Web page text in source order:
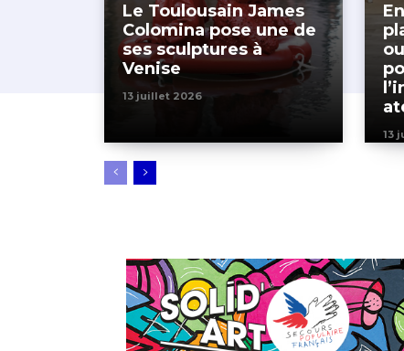
Le Toulousain James
Colomina pose une de
ses sculptures à
Venise
13 juillet 2026
13